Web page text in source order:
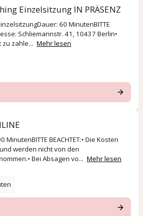
Einzelsitzung IN PRÄSENZ
60 MinutenBITTE
Schliemannstr. 41, 10437 Berlin•
zahle... Mehr lesen
BEACHTET:• Die Kosten
werden nicht von den
Bei Absagen vo... Mehr lesen